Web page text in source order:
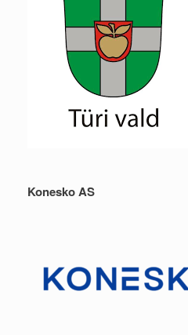
Konesko AS